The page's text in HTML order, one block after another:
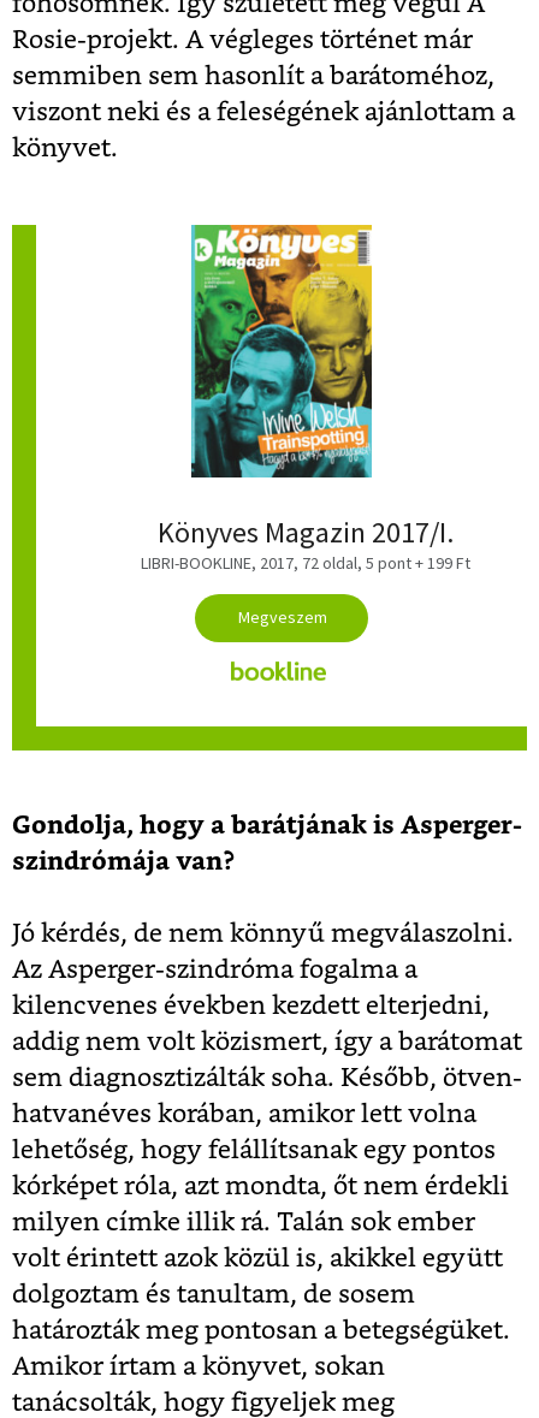
Rosie-projekt. A végleges történet már
semmiben sem hasonlít a barátoméhoz,
viszont neki és a feleségének ajánlottam a
könyvet.
Könyves Magazin 2017/I.
LIBRI-BOOKLINE, 2017, 72 oldal, 5 pont + 199 Ft
Gondolja, hogy a barátjának is Asperger-
szindrómája van?
Jó kérdés, de nem könnyű megválaszolni.
Az Asperger-szindróma fogalma a
kilencvenes években kezdett elterjedni,
addig nem volt közismert, így a barátomat
sem diagnosztizálták soha. Később, ötven-
hatvanéves korában, amikor lett volna
lehetőség, hogy felállítsanak egy pontos
kórképet róla, azt mondta, őt nem érdekli
milyen címke illik rá. Talán sok ember
volt érintett azok közül is, akikkel együtt
dolgoztam és tanultam, de sosem
határozták meg pontosan a betegségüket.
Amikor írtam a könyvet, sokan
tanácsolták, hogy figyeljek meg